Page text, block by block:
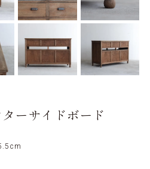
ーサイドボード